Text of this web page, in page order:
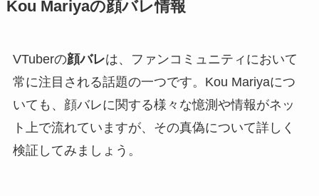
Kou Mariyaの顔バレ情報
VTuberの顔バレは、ファンコミュニティにおいて
常に注目される話題の一つです。Kou Mariyaにつ
いても、顔バレに関する様々な憶測や情報がネッ
ト上で流れていますが、その真偽について詳しく
検証してみましょう。